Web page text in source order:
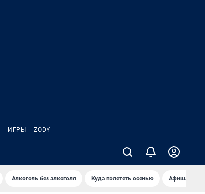
ИГРЫ ZODY
Алкоголь без алкоголя Куда полететь осенью Афиша на